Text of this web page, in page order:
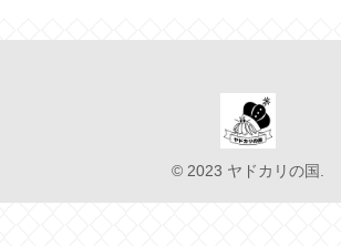
© 2023 ヤドカリの国.